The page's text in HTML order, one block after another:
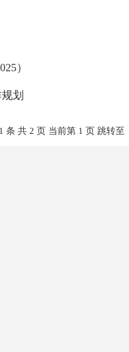
）
划
条 共 2 页 当前第 1 页 跳转至